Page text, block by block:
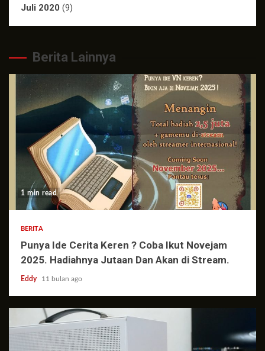
Juli 2020 (9)
Berita Lainnya
1 min read
BERITA
Punya Ide Cerita Keren ? Coba Ikut Novejam
2025. Hadiahnya Jutaan Dan Akan di Stream.
Eddy 11 bulan ago